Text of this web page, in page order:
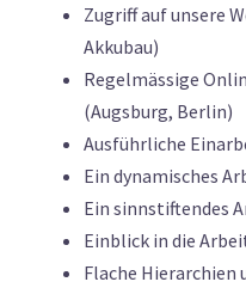
Zugriff auf unsere
Akkubau)
Regelmässige
(Augsburg, Berlin)
Ausführliche
Ein dynamisches
Ein sinnstiftendes
Einblick in die
Flache Hierarchien